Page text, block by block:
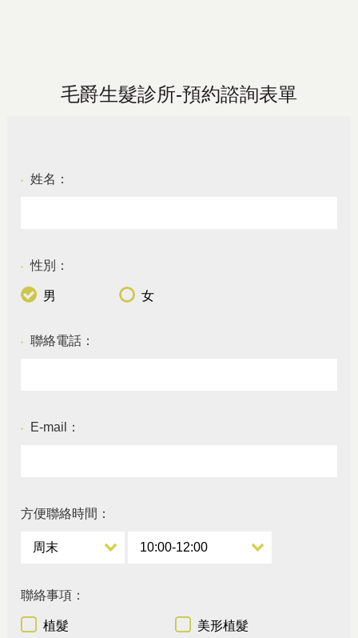
毛爵生髮診所-預約諮詢表單
● 姓名：
● 性別：
男 女
● 聯絡電話：
● E-mail：
方便聯絡時間：
聯絡事項：
植髮
美形植髮